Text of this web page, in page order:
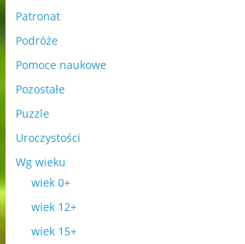
Patronat
Podróże
Pomoce naukowe
Pozostałe
Puzzle
Uroczystości
Wg wieku
wiek 0+
wiek 12+
wiek 15+